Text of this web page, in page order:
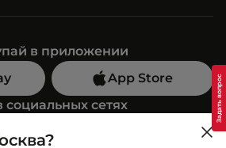
в приложении
App Store
сетях